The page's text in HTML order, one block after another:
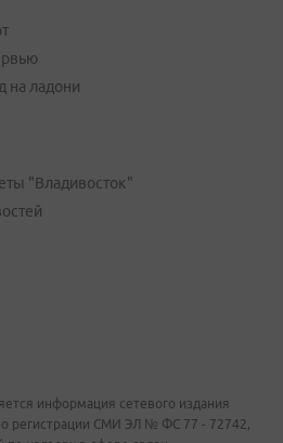
на ладони
"Владивосток"
информация сетевого издания
о регистрации СМИ ЭЛ № ФС 77 - 72742,